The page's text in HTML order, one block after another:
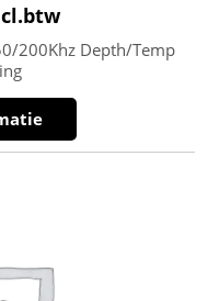
200Khz Depth/Temp